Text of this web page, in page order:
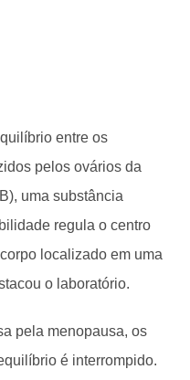
entre os
pelos ovários da
uma substância
regula o centro
localizado em uma
o laboratório.
pela menopausa, os
é interrompido.